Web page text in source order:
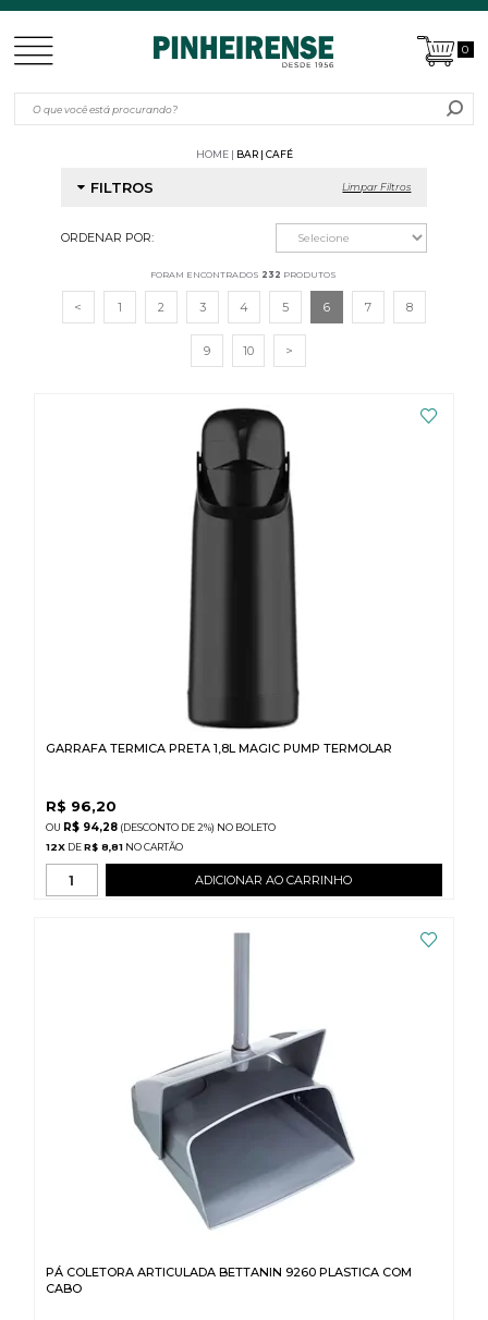
0
HOME BAR | CAFÉ
FILTROS Limpar Filtros
ORDENAR POR:
FORAM ENCONTRADOS 232 PRODUTOS
< 1 2 3 4 5 6 7 8
9 10 >
GARRAFA TERMICA PRETA 1,8L MAGIC PUMP TERMOLAR
R$ 96,20
R$ 94,28 (DESCONTO DE 2%) NO BOLETO
12X DE R$ 8,81
ADICIONAR AO CARRINHO
PÁ COLETORA ARTICULADA BETTANIN 9260 PLASTICA COM
CABO